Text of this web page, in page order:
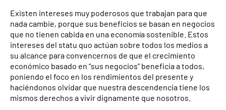
Existen intereses muy poderosos que trabajan para que
nada cambie, porque sus beneficios se basan en negocios
que no tienen cabida en una economía sostenible. Estos
intereses del statu quo actúan sobre todos los medios a
su alcance para convencernos de que el crecimiento
económico basado en “sus negocios” beneficia a todos,
poniendo el foco en los rendimientos del presente y
haciéndonos olvidar que nuestra descendencia tiene los
mismos derechos a vivir dignamente que nosotros.